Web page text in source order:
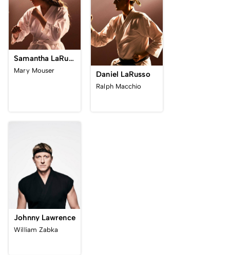
Samantha LaRusso
Mary Mouser Daniel LaRusso
Ralph Macchio
Johnny Lawrence
William Zabka